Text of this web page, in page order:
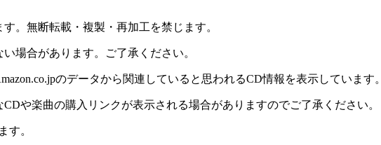
。無断転載・複製・再加工を禁じます。
場合があります。ご了承ください。
のデータから関連していると思われるCD情報を表示しています。
や楽曲の購入リンクが表示される場合がありますのでご了承ください。
す。